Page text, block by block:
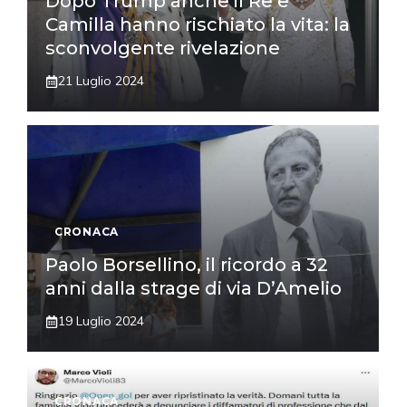
Camilla hanno rischiato la vita: la
sconvolgente rivelazione
21 Luglio 2024
CRONACA
Paolo Borsellino, il ricordo a 32
anni dalla strage di via D’Amelio
19 Luglio 2024
CRONACA